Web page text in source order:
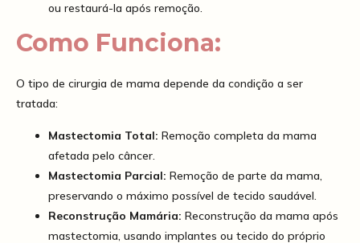
ou restaurá-la após remoção.
Como Funciona:
O tipo de cirurgia de mama depende da condição a ser
tratada:
Mastectomia Total: Remoção completa da mama
afetada pelo câncer.
Mastectomia Parcial: Remoção de parte da mama,
preservando o máximo possível de tecido saudável.
Reconstrução Mamária: Reconstrução da mama após
mastectomia, usando implantes ou tecido do próprio